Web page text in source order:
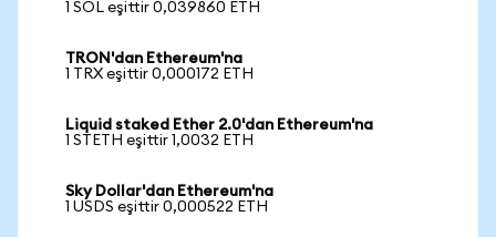
1 SOL eşittir 0,039860 ETH
TRON'dan Ethereum'na
1 TRX eşittir 0,000172 ETH
Liquid staked Ether 2.0'dan Ethereum'na
1 STETH eşittir 1,0032 ETH
Sky Dollar'dan Ethereum'na
1 USDS eşittir 0,000522 ETH